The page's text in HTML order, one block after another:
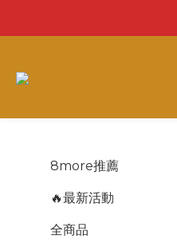
8more推薦
🔥最新活動
全商品